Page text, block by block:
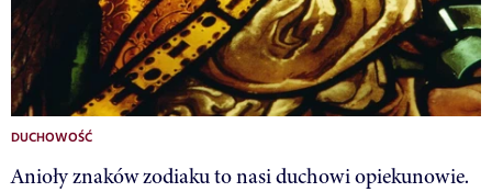
DUCHOWOŚĆ
Anioły znaków zodiaku to nasi duchowi opiekunowie.